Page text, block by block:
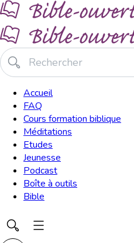
Accueil
FAQ
Cours formation biblique
Méditations
Etudes
Jeunesse
Podcast
Boîte à outils
Bible